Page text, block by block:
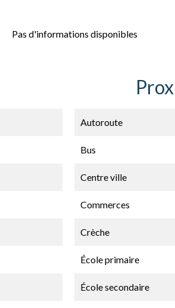
Pas d'informations disponibles
Autoroute
Bus
Centre ville
Commerces
Crèche
École primaire
École secondaire